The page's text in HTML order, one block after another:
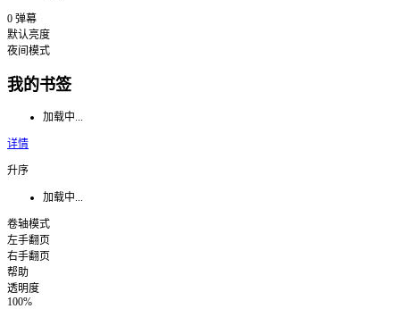
0 弹幕
默认亮度
夜间模式
我的书签
加载中...
详情
升序
加载中...
卷轴模式
左手翻页
右手翻页
帮助
透明度
100%